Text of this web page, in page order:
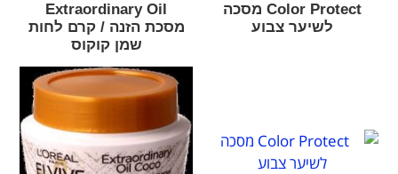
Color Protect מסכה
לשיער צבוע
Extraordinary Oil
מסכת הזנה / קרם לחות
שמן קוקוס